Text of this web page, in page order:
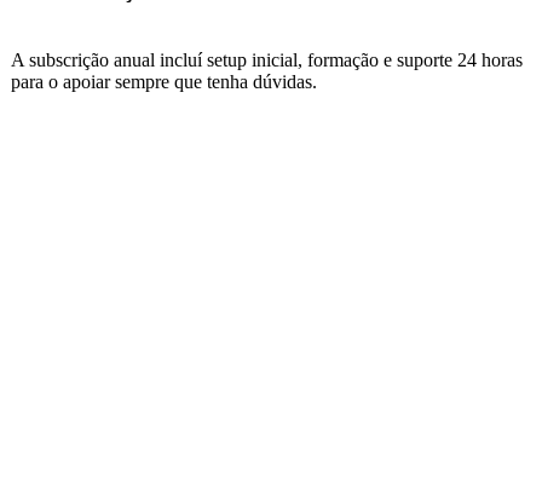
A subscrição anual incluí setup inicial, formação e suporte 24 horas
para o apoiar sempre que tenha dúvidas.